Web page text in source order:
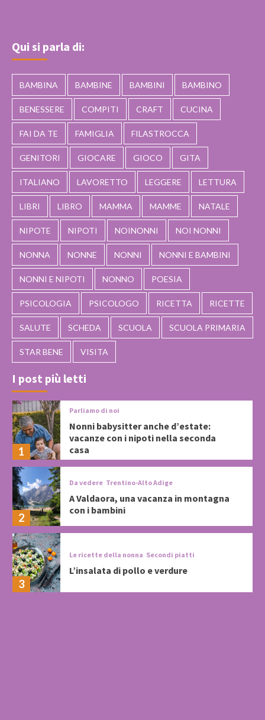
Qui si parla di:
BAMBINA BAMBINE BAMBINI BAMBINO
BENESSERE COMPITI CRAFT CUCINA
FAI DA TE FAMIGLIA FILASTROCCA
GENITORI GIOCARE GIOCO GITA
ITALIANO LAVORETTO LEGGERE LETTURA
LIBRI LIBRO MAMMA MAMME NATALE
NIPOTE NIPOTI NOINONNI NOI NONNI
NONNA NONNE NONNI NONNI E BAMBINI
NONNI E NIPOTI NONNO POESIA
PSICOLOGIA PSICOLOGO RICETTA RICETTE
SALUTE SCHEDA SCUOLA SCUOLA PRIMARIA
STAR BENE VISITA
I post più letti
1
Parliamo di noi
Nonni babysitter anche d’estate:
vacanze con i nipoti nella seconda
casa
2
Da vedere Trentino-Alto Adige
A Valdaora, una vacanza in montagna
con i bambini
3
Le ricette della nonna Secondi piatti
L’insalata di pollo e verdure